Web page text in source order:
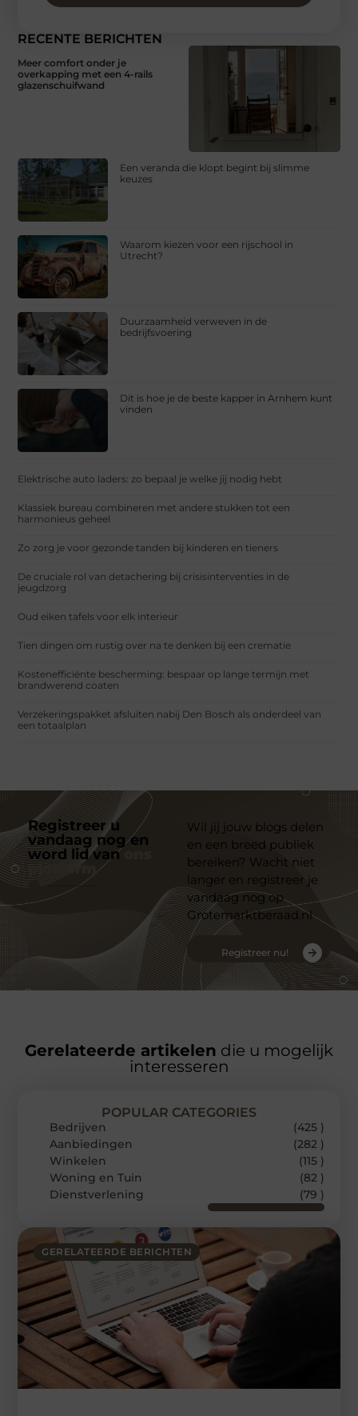
RECENTE BERICHTEN
Meer comfort onder je
overkapping met een 4-rails
glazenschuifwand
Een veranda die klopt begint bij slimme
keuzes
Waarom kiezen voor een rijschool in
Utrecht?
Duurzaamheid verweven in de
bedrijfsvoering
Dit is hoe je de beste kapper in Arnhem kunt
vinden
Elektrische auto laders: zo bepaal je welke jij nodig hebt
Klassiek bureau combineren met andere stukken tot een
harmonieus geheel
Zo zorg je voor gezonde tanden bij kinderen en tieners
De cruciale rol van detachering bij crisisinterventies in de
jeugdzorg
Oud eiken tafels voor elk interieur
Tien dingen om rustig over na te denken bij een crematie
Kostenefficiënte bescherming: bespaar op lange termijn met
brandwerend coaten
Verzekeringspakket afsluiten nabij Den Bosch als onderdeel van
een totaalplan
Registreer u
vandaag nog en
word lid van
platform
Wil jij jouw blogs delen
en een breed publiek
bereiken? Wacht niet
langer en registreer je
vandaag nog op
Grotemarktberaad.nl
Registreer nu!
Gerelateerde artikelen die u mogelijk
interesseren
GERELATEERDE BERICHTEN
POPULAR CATEGORIES
Bedrijven
(425 )
Aanbiedingen
(282 )
Winkelen
(115 )
Woning en Tuin
(82 )
Dienstverlening
(79 )